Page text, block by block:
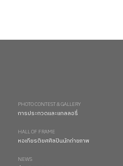
PHOTO CONTEST & GALLERY
การประกวดและแกลลอรี่
HALL OF FRAME
หอเกียรติยศศิลปินนักถ่ายภาพ
NEWS